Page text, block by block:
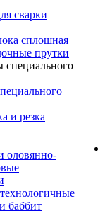
сварки
сплошная
прутки
и резка
оловянно-
баббит